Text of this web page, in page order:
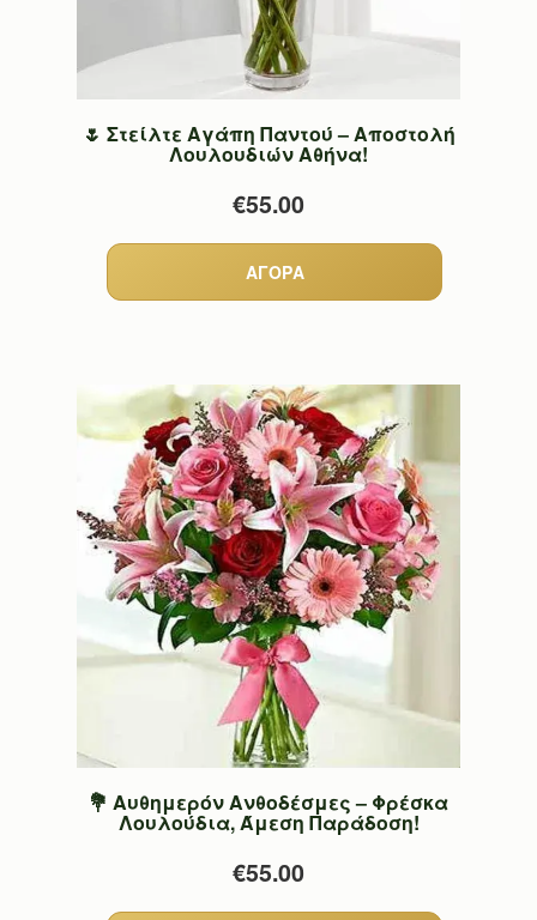
🌷 Στείλτε Αγάπη Παντού – Αποστολή
Λουλουδιών Αθήνα!
€55.00
💐 Αυθημερόν Ανθοδέσμες – Φρέσκα
Λουλούδια, Άμεση Παράδοση!
€55.00